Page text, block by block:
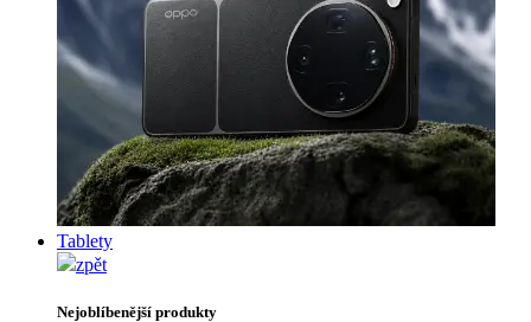
Tablety
zpět
Nejoblíbenější produkty